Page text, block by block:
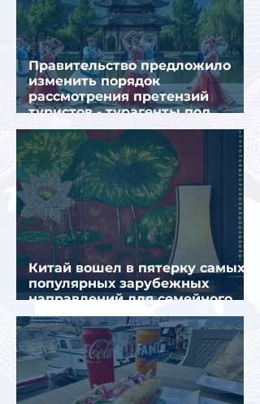
Правительство предложило
изменить порядок
рассмотрения претензий
туристов - турагенты под
ударом!
Китай вошел в пятерку самых
популярных зарубежных
направлений для семейного
отдыха летом